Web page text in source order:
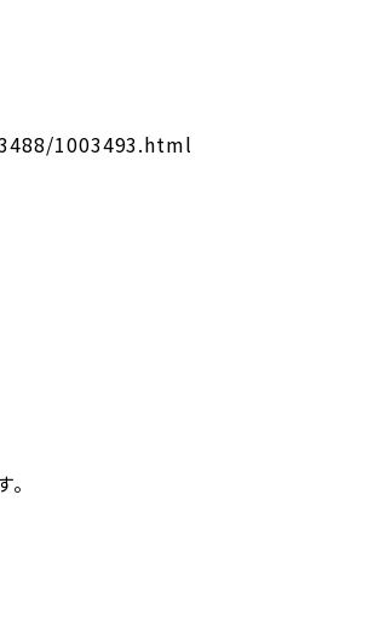
1003493.html